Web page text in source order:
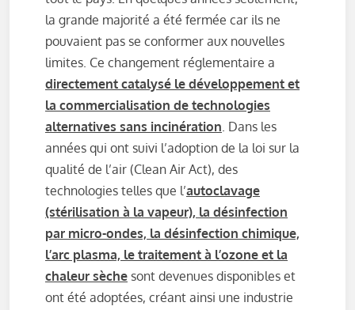
la grande majorité a été fermée car ils ne
pouvaient pas se conformer aux nouvelles
limites. Ce changement réglementaire a
directement catalysé le développement et
la commercialisation de technologies
alternatives sans incinération. Dans les
années qui ont suivi l’adoption de la loi sur la
qualité de l’air (Clean Air Act), des
technologies telles que l’autoclavage
(stérilisation à la vapeur), la désinfection
par micro-ondes, la désinfection chimique,
l’arc plasma, le traitement à l’ozone et la
chaleur sèche sont devenues disponibles et
ont été adoptées, créant ainsi une industrie